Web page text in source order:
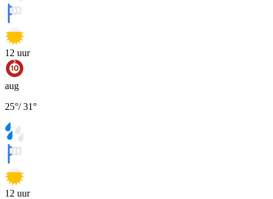
12 uur
aug
25°/31°
12 uur